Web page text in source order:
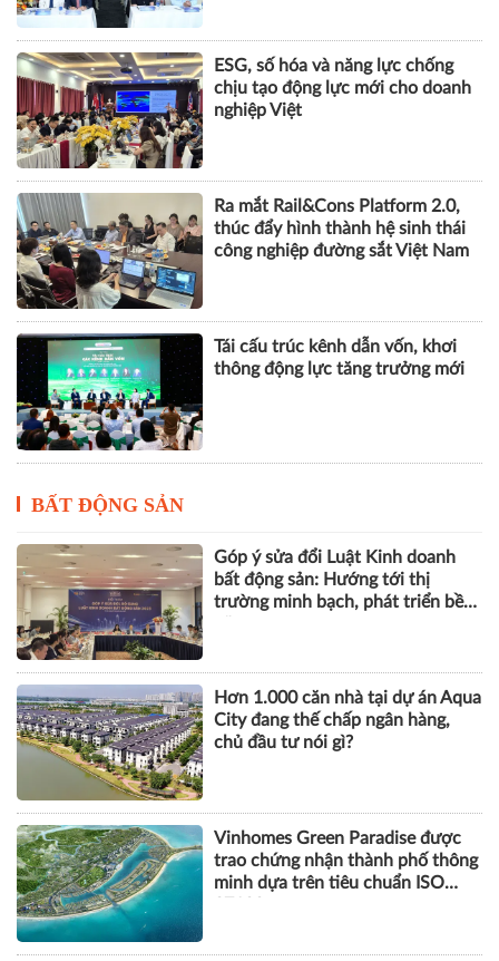
Ra mắt Rail&Cons Platform 2.0,
thúc đẩy hình thành hệ sinh thái
công nghiệp đường sắt Việt Nam
Tái cấu trúc kênh dẫn vốn, khơi
thông động lực tăng trưởng mới
BẤT ĐỘNG SẢN
Hơn 1.000 căn nhà tại dự án Aqua
City đang thế chấp ngân hàng,
chủ đầu tư nói gì?
Vinhomes Green Paradise được
trao chứng nhận thành phố thông
minh dựa trên tiêu chuẩn ISO
Thị trường BĐS trong chu kỳ mới:
Cuộc đua về chất lượng và giá trị
thực